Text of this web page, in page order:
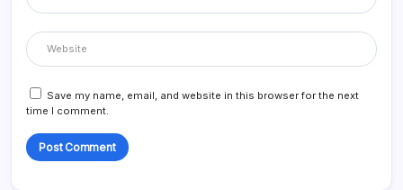
Save my name, email, and website in this browser for the next
time I comment.